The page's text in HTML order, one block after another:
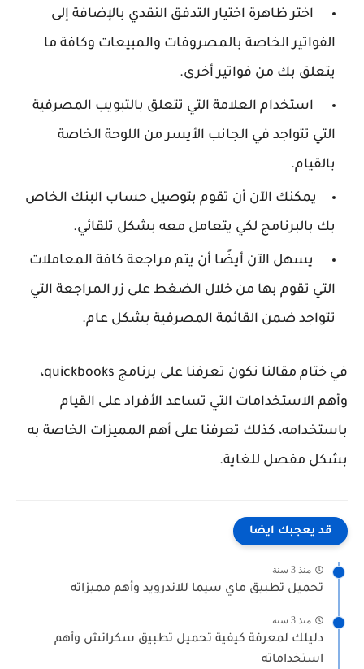
اختر ظاهرة اختيار التدفق النقدي بالإضافة إلى
الفواتير الخاصة بالمصروفات والمبيعات وكافة ما
يتعلق بك من فواتير أخرى.
استخدام العلامة التي تتعلق بالتبويب المصرفية
التي تتواجد في الجانب الأيسر من اللوحة الخاصة
بالقيام.
يمكنك الآن أن تقوم بتوصيل حساب البنك الخاص
بك بالبرنامج لكي يتعامل معه بشكل تلقائي.
يسهل الآن أيضًا أن يتم مراجعة كافة المعاملات
التي تقوم بها من خلال الضغط على زر المراجعة التي
تتواجد ضمن القائمة المصرفية بشكل عام.
في ختام مقالنا نكون تعرفنا على برنامج quickbooks،
وأهم الاستخدامات التي تساعد الأفراد على القيام
باستخدامه، كذلك تعرفنا على أهم المميزات الخاصة به
بشكل مفصل للغاية.
قد يعجبك ايضا
منذ 3 سنة
تحميل تطبيق ماي سيما للاندرويد وأهم مميزاته
منذ 3 سنة
دليلك لمعرفة كيفية تحميل تطبيق سكراتش وأهم
استخداماته